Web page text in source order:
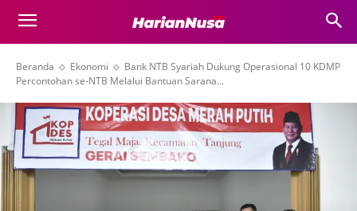
Beranda Ekonomi
Bank NTB Syariah Dukung Operasional 10 KDMP
Percontohan se-NTB Melalui Bantuan Sarana...